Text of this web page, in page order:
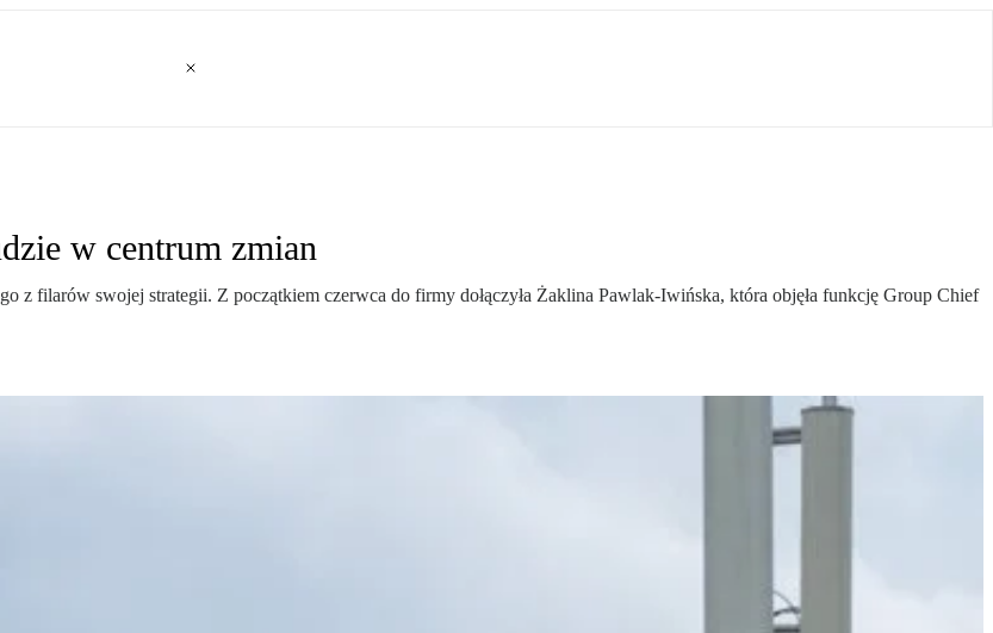
w centrum zmian
z filarów swojej strategii. Z początkiem czerwca do firmy dołączyła Żaklina Pawlak-Iwińska, która objęła funkcję Group Chief